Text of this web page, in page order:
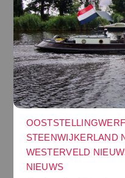
STEENWIJKERLAND
WESTERVELD
NIEUWS